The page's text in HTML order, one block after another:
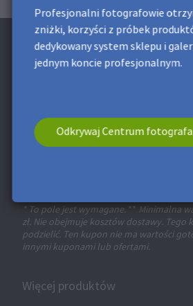
Profesjonalni fotografowie
zniżki, korzyści z próbek
dedykowany system sklepu i
jednym koncie profesjonalnym.
Odkrywaj Centrum fotografa
Rabat**
Korzystaj z wyjątkowych zniżek i
* To pole jest wymagane. ** Minimalna
zł. Nie obejmuje kosztów dostawy. Tego
podzielić. Ten kupon nie ma wartości
innymi kuponami lub ofertami.
Więcej produktów